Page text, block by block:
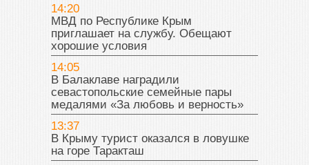
14:20
МВД по Республике Крым
приглашает на службу. Обещают
хорошие условия
14:05
В Балаклаве наградили
севастопольские семейные пары
медалями «За любовь и верность»
13:37
В Крыму турист оказался в ловушке
на горе Таракташ